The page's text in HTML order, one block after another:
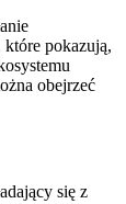
pokazują,
obejrzeć
się z